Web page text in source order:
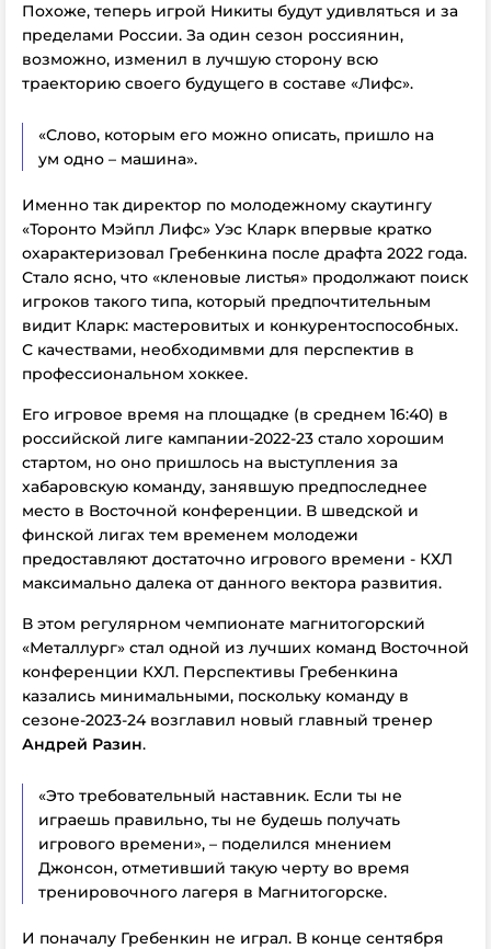
Похоже, теперь игрой Никиты будут удивляться и за
пределами России. За один сезон россиянин,
возможно, изменил в лучшую сторону всю
траекторию своего будущего в составе «Лифс».
«Слово, которым его можно описать, пришло на
ум одно – машина».
Именно так директор по молодежному скаутингу
«Торонто Мэйпл Лифс» Уэс Кларк впервые кратко
охарактеризовал Гребенкина после драфта 2022 года.
Стало ясно, что «кленовые листья» продолжают поиск
игроков такого типа, который предпочтительным
видит Кларк: мастеровитых и конкурентоспособных.
С качествами, необходимвми для перспектив в
профессиональном хоккее.
Его игровое время на площадке (в среднем 16:40) в
российской лиге кампании-2022-23 стало хорошим
стартом, но оно пришлось на выступления за
хабаровскую команду, занявшую предпоследнее
место в Восточной конференции. В шведской и
финской лигах тем временем молодежи
предоставляют достаточно игрового времени - КХЛ
максимально далека от данного вектора развития.
В этом регулярном чемпионате магнитогорский
«Металлург» стал одной из лучших команд Восточной
конференции КХЛ. Перспективы Гребенкина
казались минимальными, поскольку команду в
сезоне-2023-24 возглавил новый главный тренер
Андрей Разин.
«Это требовательный наставник. Если ты не
играешь правильно, ты не будешь получать
игрового времени», – поделился мнением
Джонсон, отметивший такую черту во время
тренировочного лагеря в Магнитогорске.
И поначалу Гребенкин не играл. В конце сентября